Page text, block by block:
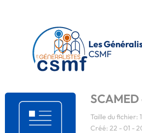
Les
CSMF
Taille du fichier:
Créé: 22 - 01 -